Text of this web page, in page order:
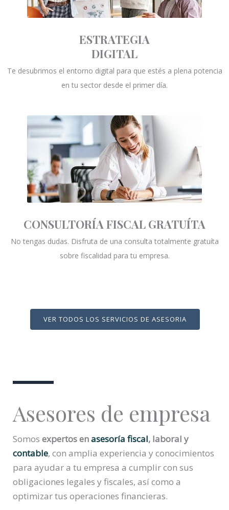
ESTRATEGIA
DIGITAL
Te desubrimos el entorno digital para que estés a plena potencia
en tu sector desde el primer día.
CONSULTORÍA FISCAL GRATUÍTA
No tengas dudas. Disfruta de una consulta totalmente gratuíta
sobre fiscalidad para tu empresa.
VER TODOS LOS SERVICIOS DE ASESORIA
Asesores de empresa
Somos expertos enasesoría fiscal, laboral y
contable, con amplia experiencia y conocimientos
para ayudar a tu empresa a cumplir con sus
obligaciones legales y fiscales, así como a
optimizar tus operaciones financieras.